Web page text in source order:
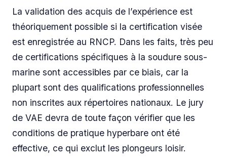
La validation des acquis de l’expérience est
théoriquement possible si la certification visée
est enregistrée au RNCP. Dans les faits, très peu
de certifications spécifiques à la soudure sous-
marine sont accessibles par ce biais, car la
plupart sont des qualifications professionnelles
non inscrites aux répertoires nationaux. Le jury
de VAE devra de toute façon vérifier que les
conditions de pratique hyperbare ont été
effective, ce qui exclut les plongeurs loisir.